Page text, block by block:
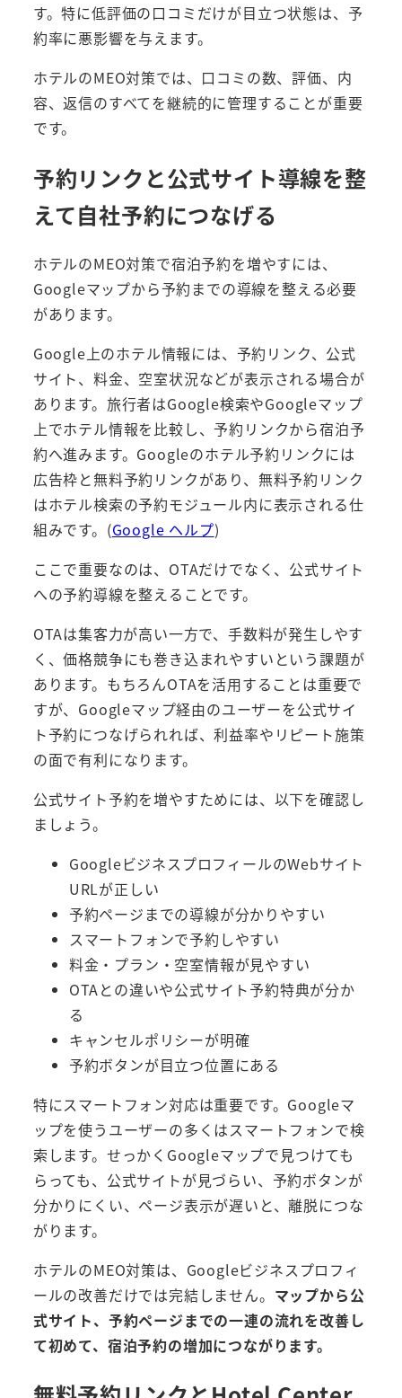
す。特に低評価の口コミだけが目立つ状態は、予
約率に悪影響を与えます。
ホテルのMEO対策では、口コミの数、評価、内
容、返信のすべてを継続的に管理することが重要
です。
予約リンクと公式サイト導線を整
えて自社予約につなげる
ホテルのMEO対策で宿泊予約を増やすには、
Googleマップから予約までの導線を整える必要
があります。
Google上のホテル情報には、予約リンク、公式
サイト、料金、空室状況などが表示される場合が
あります。旅行者はGoogle検索やGoogleマップ
上でホテル情報を比較し、予約リンクから宿泊予
約へ進みます。Googleのホテル予約リンクには
広告枠と無料予約リンクがあり、無料予約リンク
はホテル検索の予約モジュール内に表示される仕
組みです。(Google ヘルプ)
ここで重要なのは、OTAだけでなく、公式サイト
への予約導線を整えることです。
OTAは集客力が高い一方で、手数料が発生しやす
く、価格競争にも巻き込まれやすいという課題が
あります。もちろんOTAを活用することは重要で
すが、Googleマップ経由のユーザーを公式サイ
ト予約につなげられれば、利益率やリピート施策
の面で有利になります。
公式サイト予約を増やすためには、以下を確認し
ましょう。
GoogleビジネスプロフィールのWebサイト
URLが正しい
予約ページまでの導線が分かりやすい
スマートフォンで予約しやすい
料金・プラン・空室情報が見やすい
OTAとの違いや公式サイト予約特典が分か
る
キャンセルポリシーが明確
予約ボタンが目立つ位置にある
特にスマートフォン対応は重要です。Googleマ
ップを使うユーザーの多くはスマートフォンで検
索します。せっかくGoogleマップで見つけても
らっても、公式サイトが見づらい、予約ボタンが
分かりにくい、ページ表示が遅いと、離脱につな
がります。
ホテルのMEO対策は、Googleビジネスプロフィ
ールの改善だけでは完結しません。 マップから公
式サイト、予約ページまでの一連の流れを改善し
て初めて、宿泊予約の増加につながります。